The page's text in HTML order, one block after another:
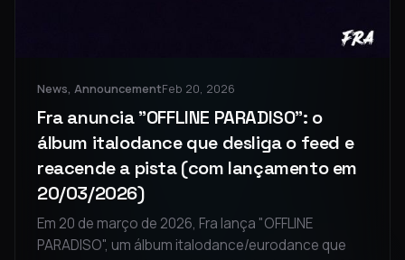
News, AnnouncementFeb 20, 2026
Fra anuncia "OFFLINE PARADISO": o
álbum italodance que desliga o feed e
reacende a pista (com lançamento em
20/03/2026)
Em 20 de março de 2026, Fra lança "OFFLINE
PARADISO", um álbum italodance/eurodance que